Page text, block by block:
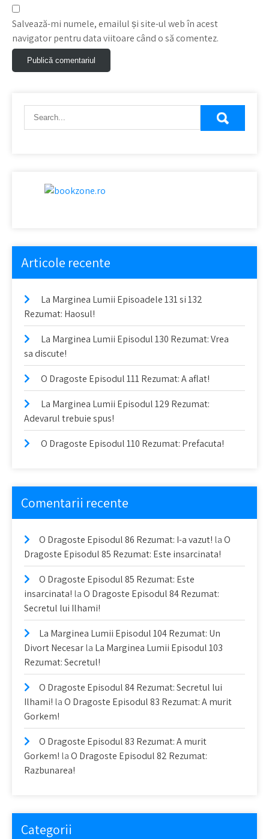
Salvează-mi numele, emailul și site-ul web în acest
navigator pentru data viitoare când o să comentez.
Articole recente
La Marginea Lumii Episoadele 131 si 132
Rezumat: Haosul!
La Marginea Lumii Episodul 130 Rezumat: Vrea
sa discute!
O Dragoste Episodul 111 Rezumat: A aflat!
La Marginea Lumii Episodul 129 Rezumat:
Adevarul trebuie spus!
O Dragoste Episodul 110 Rezumat: Prefacuta!
Comentarii recente
O Dragoste Episodul 86 Rezumat: I-a vazut! laO
Dragoste Episodul 85 Rezumat: Este insarcinata!
O Dragoste Episodul 85 Rezumat: Este
insarcinata! laO Dragoste Episodul 84 Rezumat:
Secretul lui Ilhami!
La Marginea Lumii Episodul 104 Rezumat: Un
Divort Necesarla La Marginea Lumii Episodul 103
Rezumat: Secretul!
O Dragoste Episodul 84 Rezumat: Secretul lui
Ilhami! laO Dragoste Episodul 83 Rezumat: A murit
Gorkem!
O Dragoste Episodul 83 Rezumat: A murit
Gorkem! laO Dragoste Episodul 82 Rezumat:
Razbunarea!
Categorii